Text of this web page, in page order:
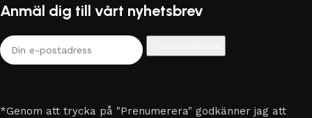
Anmäl dig till vårt nyhetsbrev
*Genom att trycka på "Prenumerera" godkänner jag att